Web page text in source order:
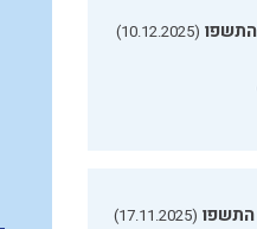
(10.12.2025)
התשפו (17.11.2025)